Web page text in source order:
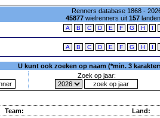
Renners database 1868 -
45877wielrenners uit 157
A B C D E F G H I
A B C D E F G H I
U kunt ook zoeken op naam (*min. 3
Zoek op jaar:
Team: Land: